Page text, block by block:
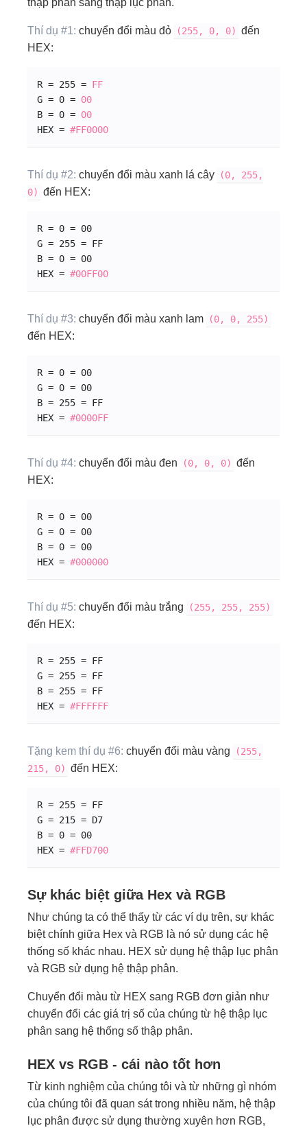
thập phân sang thập lục phân.
Thí dụ #1: chuyển đổi màu đỏ (255, 0, 0) đến
HEX:
R = 255 = FF
G = 0 = 00
B = 0 = 00
HEX = #FF0000
Thí dụ #2: chuyển đổi màu xanh lá cây
(0, 255,
0) đến HEX:
R = 0 = 00
G = 255 = FF
B = 0 = 00
HEX = #00FF00
Thí dụ #3: chuyển đổi màu xanh lam (0, 0, 255)
đến HEX:
R = 0 = 00
G = 0 = 00
B = 255 = FF
HEX = #0000FF
Thí dụ #4: chuyển đổi màu đen (0, 0, 0) đến
HEX:
R = 0 = 00
G = 0 = 00
B = 0 = 00
HEX = #000000
Thí dụ #5: chuyển đổi màu trắng (255, 255, 255)
đến HEX:
R = 255 = FF
G = 255 = FF
B = 255 = FF
HEX = #FFFFFF
Tặng kem thí dụ #6: chuyển đổi màu vàng
(255,
215, 0) đến HEX:
R = 255 = FF
G = 215 = D7
B = 0 = 00
HEX = #FFD700
Sự khác biệt giữa Hex và RGB
Như chúng ta có thể thấy từ các ví dụ trên, sự khác
biệt chính giữa Hex và RGB là nó sử dụng các hệ
thống số khác nhau. HEX sử dụng hệ thập lục phân
và RGB sử dụng hệ thập phân.
Chuyển đổi màu từ HEX sang RGB đơn giản như
chuyển đổi các giá trị số của chúng từ hệ thập lục
phân sang hệ thống số thập phân.
HEX vs RGB - cái nào tốt hơn
Từ kinh nghiệm của chúng tôi và từ những gì nhóm
của chúng tôi đã quan sát trong nhiều năm, hệ thập
lục phân được sử dụng thường xuyên hơn RGB,